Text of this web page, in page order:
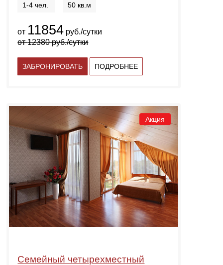
1-4 чел. 50 кв.м
от 11854 руб./сутки
от12380руб./сутки
ЗАБРОНИРОВАТЬ ПОДРОБНЕЕ
Акция
Семейный четырехместный